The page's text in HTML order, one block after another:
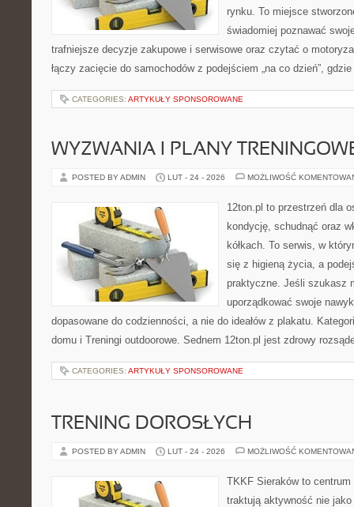
rynku. To miejsce
świadomiej poznawać
trafniejsze decyzje zakupowe i serwisowe oraz czytać o
łączy zacięcie do samochodów z podejściem „na co dzień”,
CATEGORIES: ARTYKUŁY SPONSOROWANE
WYZWANIA I PLANY
POSTED BY ADMIN LUT - 24 - 2026 MOŻLIWOŚĆ
12ton.pl to przestrzeń dla
kondycję, schudnąć oraz
kółkach. To serwis, w
się z higieną życia, a
praktyczne. Jeśli szukasz
uporządkować swoje
dopasowane do codzienności, a nie do ideałów z plakatu.
domu i Treningi outdoorowe. Sednem 12ton.pl jest zdrowy
CATEGORIES: ARTYKUŁY SPONSOROWANE
TRENING DOROSŁYCH
POSTED BY ADMIN LUT - 24 - 2026 MOŻLIWOŚĆ
TKKF Sieraków to
traktują aktywność nie